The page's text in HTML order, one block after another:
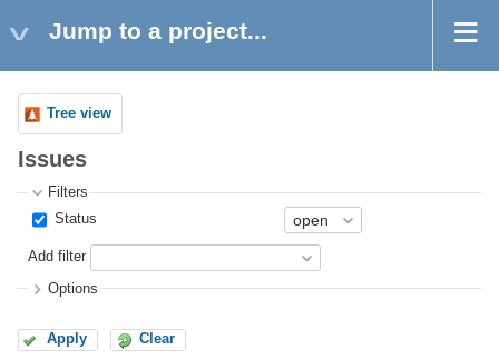
Jump to a project...
Tree view
Issues
Filters
Status
Add filter
Options
Apply Clear